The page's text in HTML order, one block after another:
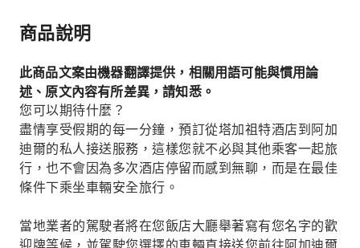
商品說明
此商品文案由機器翻譯提供，相關用語可能與慣用論
述、原文內容有所差異，請知悉。
您可以期待什麼？
盡情享受假期的每一分鐘，預訂從塔加祖特酒店到阿加
迪爾的私人接送服務，這樣您就不必與其他乘客一起旅
行，也不會因為多次酒店停留而感到無聊，而是在最佳
條件下乘坐車輛安全旅行。
當地業者的駕駛者將在您飯店大廳舉著寫有您名字的歡
迎牌等候，並駕駛您選擇的車輛直接送您前往阿加迪爾